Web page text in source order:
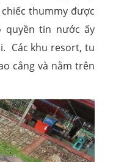
thummy được
quyền tin nước ấy
Các khu resort, tu
cẳng và nằm trên